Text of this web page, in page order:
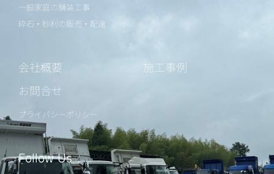
一般家庭の舗装工事
砕石・砂利の販売・配達
会社概要
施工事例
お問合せ
プライバシーポリシー
Follow Us